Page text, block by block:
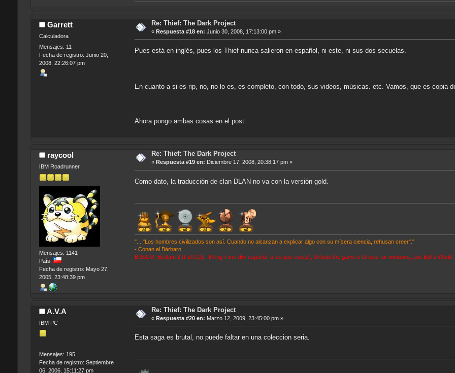
Garrett
Calculadora
Mensajes: 11
Fecha de registro: Junio 20,
2008, 22:26:07 pm
Re: Thief: The Dark Project
« Respuesta #18 en: Junio 30, 2008, 17:13:00 pm »
Pues está en inglés, pues los Thief nunca salieron en español, ni este, ni sus dos secuelas.
En cuanto a si es rip, no, no lo es, es completo, con todo, sus videos, músicas. etc. Vamos, que es copia
Ahora pongo ambas cosas en el post.
raycool
IBM Roadrunner
Mensajes: 1141
País:
Fecha de registro: Mayo 27,
2005, 23:48:39 pm
Re: Thief: The Dark Project
« Respuesta #19 en: Diciembre 17, 2008, 20:38:17 pm »
Como dato, la traducción de clan DLAN no va con la versión gold.
"... "Los hombres civilizados son así. Cuando no alcanzan a explicar algo con su mísera ciencia, rehusan creer"."
- Conan el Bárbaro
BUSCO: Bedlam 2 (Full CD), Killing Time (En español, si es que existe), Orbots the game u Orbots for windows, Joe Ball's World
A.V.A
IBM PC
Mensajes: 195
Fecha de registro: Septiembre
06, 2006, 15:11:27 pm
Re: Thief: The Dark Project
« Respuesta #20 en: Marzo 12, 2009, 23:45:00 pm »
Esta saga es brutal, no puede faltar en una coleccion seria.